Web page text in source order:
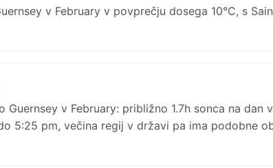
v February v povprečju dosega 10°C, s
v February: približno 1.7h sonca na dan
5:25 pm, večina regij v državi pa ima podobne